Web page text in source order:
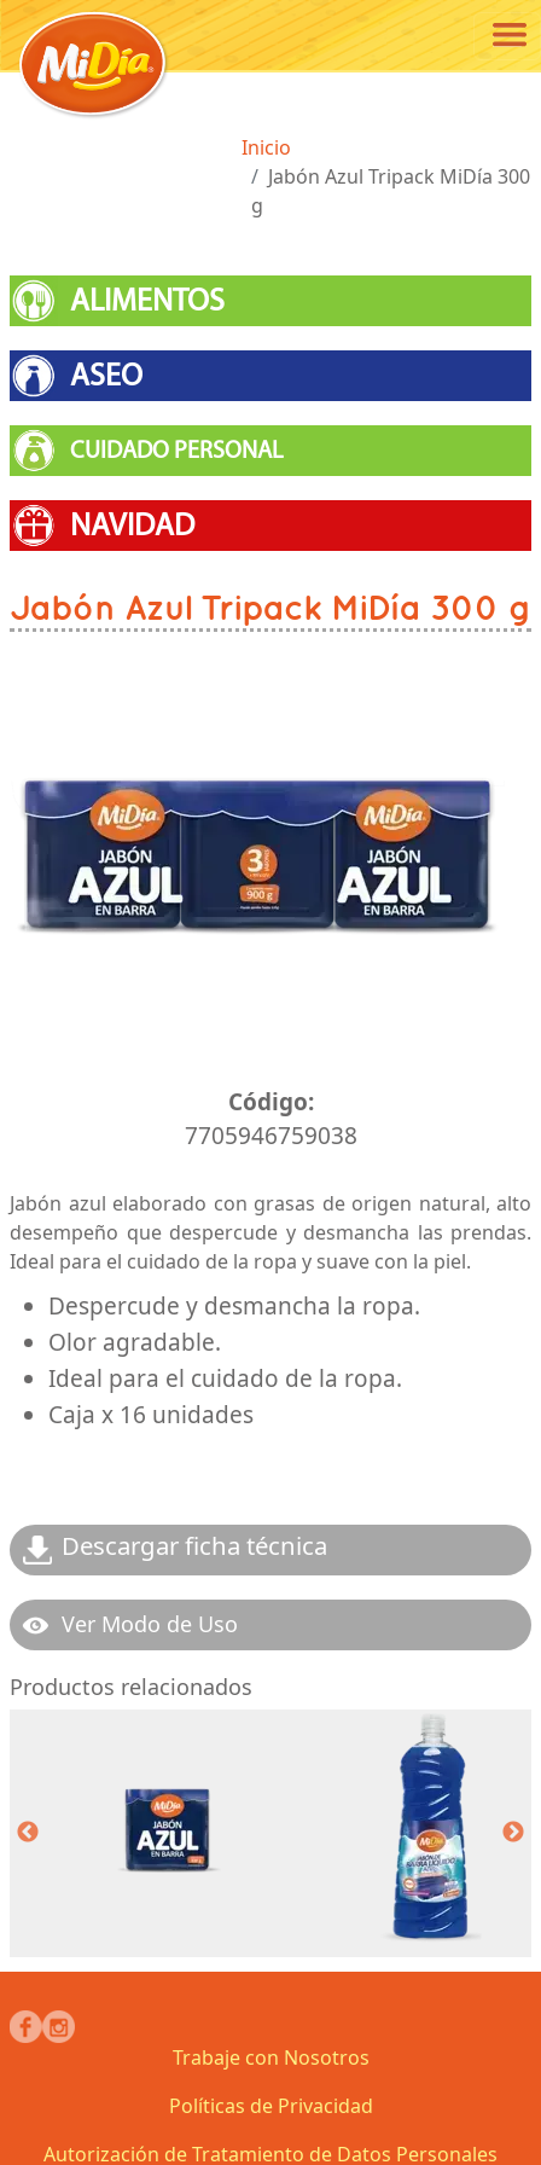
Pasar al contenido principal
Ruta de navegación
Inicio
Jabón Azul Tripack MiDía 300
g
ALIMENTOS
ASEO
CUIDADO PERSONAL
NAVIDAD
Jabón Azul Tripack MiDía 300 g
Código:
7705946759038
Jabón azul elaborado con grasas de origen natural, alto
desempeño que despercude y desmancha las prendas.
Ideal para el cuidado de la ropa y suave con la piel.
Despercude y desmancha la ropa.
Olor agradable.
Ideal para el cuidado de la ropa.
Caja x 16 unidades
Descargar ficha técnica
Ver Modo de Uso
Productos relacionados
Trabaje con Nosotros
Políticas de Privacidad
Autorización de Tratamiento de Datos Personales